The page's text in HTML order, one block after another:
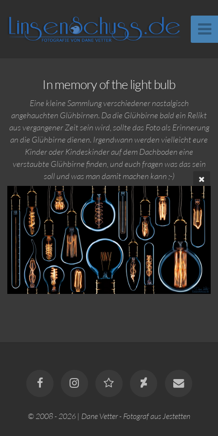
In memory of the light bulb
Eine kleine Sammlung verschiedener nostalgisch
angehauchten Glühbirnen. Da die Glühbirne bald ein Relikt
aus vergangener Zeit sein wird, sollte das Foto als Erinnerung
an die Glühbirne dienen. Irgendwann werden vielleicht eure
Kinder oder Kindeskinder auf dem Dachboden eine
verstaubte Glühbirne finden, und euch fragen was das sein
soll und was man damit machen kann ;-)
© 2008 - 2026 | Dane Vetter - Fotograf aus Jestetten